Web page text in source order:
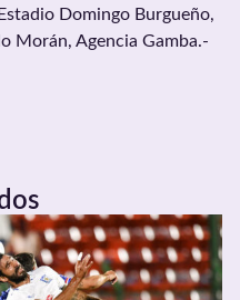
Domingo Burgueño,
Morán, Agencia Gamba.-